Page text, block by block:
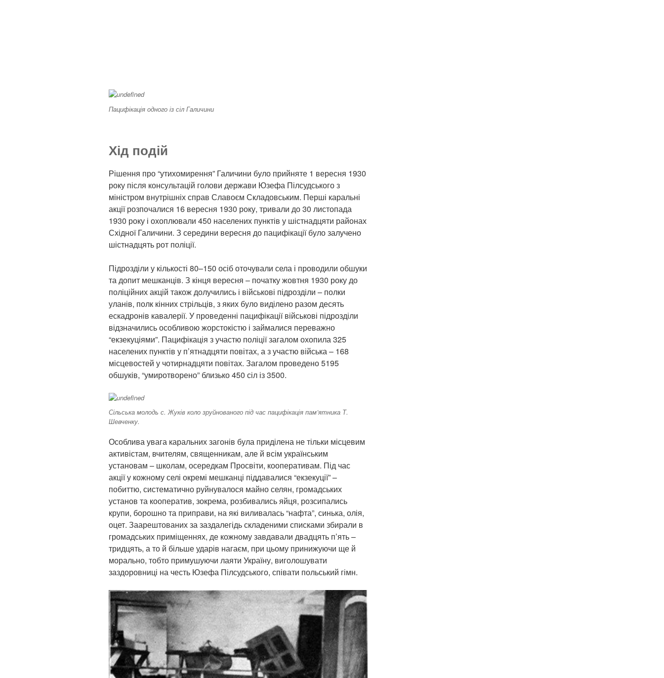
Пацифікація одного із сіл Галичини
Хід подій
Рішення про “утихомирення” Галичини було прийняте 1 вересня 1930
року після консультацій голови держави Юзефа Пілсудського з
міністром внутрішніх справ Славоєм Складовським. Перші каральні
акції розпочалися 16 вересня 1930 року, тривали до 30 листопада
1930 року і охоплювали 450 населених пунктів у шістнадцяти районах
Східної Галичини. З середини вересня до пацифікації було залучено
шістнадцять рот поліції.
Підрозділи у кількості 80–150 осіб оточували села і проводили обшуки
та допит мешканців. З кінця вересня – початку жовтня 1930 року до
поліційних акцій також долучились і військові підрозділи – полки
уланів, полк кінних стрільців, з яких було виділено разом десять
ескадронів кавалерії. У проведенні пацифікації військові підрозділи
відзначились особливою жорстокістю і займалися переважно
“екзекуціями”. Пацифікація з участю поліції загалом охопила 325
населених пунктів у п’ятнадцяти повітах, а з участю війська – 168
місцевостей у чотирнадцяти повітах. Загалом проведено 5195
обшуків, “умиротворено” близько 450 сіл із 3500.
Сільська молодь с. Жуків коло зруйнованого під час пацифікація пам’ятника Т.
Шевченку.
Особлива увага каральних загонів була приділена не тільки місцевим
активістам, вчителям, священникам, але й всім українським
установам – школам, осередкам Просвіти, кооперативам. Під час
акції у кожному селі окремі мешканці піддавалися “екзекуції” –
побиттю, систематично руйнувалося майно селян, громадських
установ та кооператив, зокрема, розбивались яйця, розсипались
крупи, борошно та приправи, на які виливалась “нафта”, синька, олія,
оцет. Заарештованих за заздалегідь складеними списками збирали в
громадських приміщеннях, де кожному завдавали двадцять п’ять –
тридцять, а то й більше ударів нагаєм, при цьому принижуючи ще й
морально, тобто примушуючи лаяти Україну, виголошувати
заздоровниці на честь Юзефа Пілсудського, співати польський гімн.